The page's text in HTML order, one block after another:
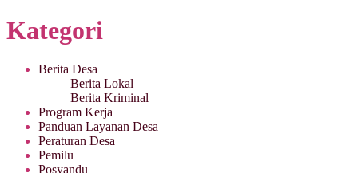
Kategori
Berita Desa
Berita Lokal
Berita Kriminal
Program Kerja
Panduan Layanan Desa
Peraturan Desa
Pemilu
Posyandu